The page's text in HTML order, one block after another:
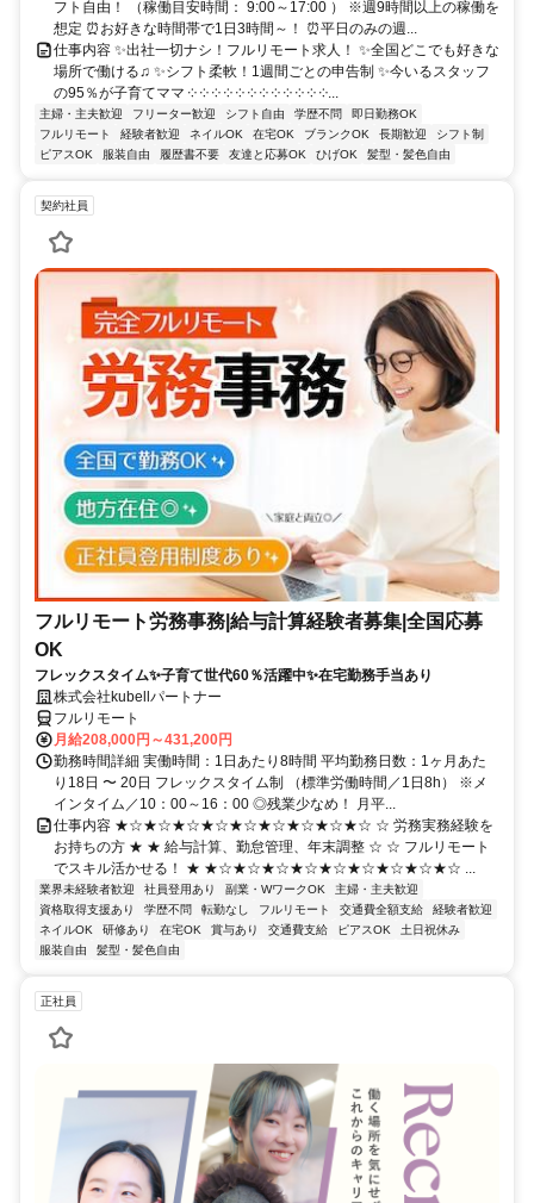
フト自由！ （稼働目安時間： 9:00～17:00 ） ※週9時間以上の稼働を
想定 ⏰お好きな時間帯で1日3時間～！ ⏰平日のみの週...
仕事内容 ✨出社一切ナシ！フルリモート求人！ ✨全国どこでも好きな
場所で働ける♫ ✨シフト柔軟！1週間ごとの申告制 ✨今いるスタッフ
の95％が子育てママ ༶ ༶ ༶ ༶ ༶ ༶ ༶ ༶ ༶ ༶ ༶ ༶...
主婦・主夫歓迎 フリーター歓迎 シフト自由 学歴不問
即日勤務OK
フルリモート
経験者歓迎 ネイルOK 在宅OK ブランクOK 長期歓迎
シフト制
ピアスOK
服装自由 履歴書不要 友達と応募OK ひげOK 髪型・髪色自由
契約社員
フルリモート労務事務|給与計算経験者募集|全国応募
OK
フレックスタイム✨子育て世代60％活躍中✨在宅勤務手当あり
株式会社kubellパートナー
フルリモート
月給208,000円～431,200円
勤務時間詳細 実働時間：1日あたり8時間 平均勤務日数：1ヶ月あた
り18日 〜 20日 フレックスタイム制 （標準労働時間／1日8h） ※メ
インタイム／10：00～16：00 ◎残業少なめ！ 月平...
仕事内容 ★☆★☆★☆★☆★☆★☆★☆★☆★☆ ☆ 労務実務経験を
お持ちの方 ★ ★ 給与計算、勤怠管理、年末調整 ☆ ☆ フルリモート
でスキル活かせる！ ★ ★☆★☆★☆★☆★☆★☆★☆★☆★☆ ...
業界未経験者歓迎 社員登用あり 副業・WワークOK
主婦・主夫歓迎
資格取得支援あり
学歴不問 転勤なし フルリモート 交通費全額支給
経験者歓迎
ネイルOK
研修あり 在宅OK 賞与あり 交通費支給 ピアスOK
土日祝休み
服装自由
髪型・髪色自由
正社員